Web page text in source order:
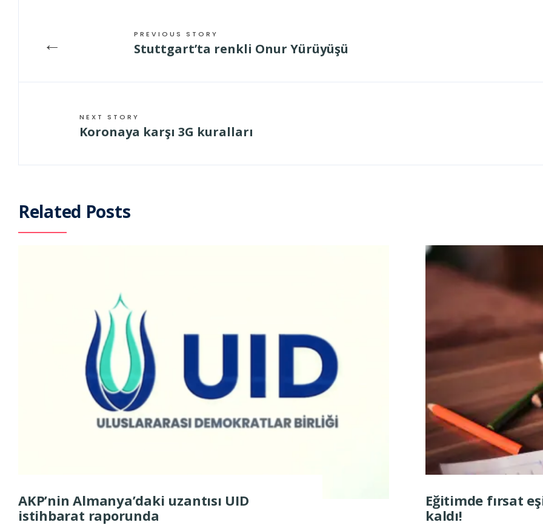
← PREVIOUS STORY
Stuttgart’ta renkli Onur Yürüyüşü
NEXT STORY
Koronaya karşı 3G kuralları
Related Posts
AKP’nin Almanya’daki uzantısı UID
istihbarat raporunda
Eğitimde fırsat
kaldı!